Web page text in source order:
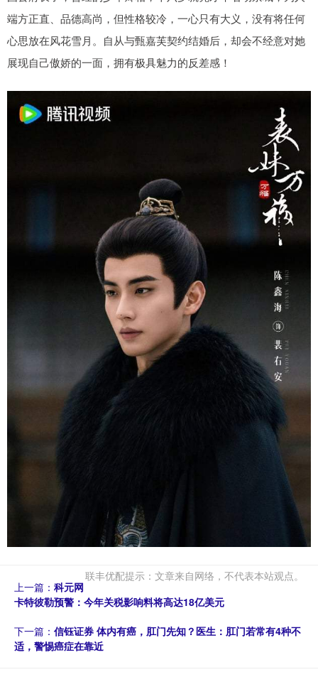
端方正直、品德高尚，但性格较冷，一心只有大义，没有将任何
心思放在风花雪月。自从与甄嘉芙契约结婚后，却会不经意对她
展现自己傲娇的一面，拥有极具魅力的反差感！
联丰优配提示：文章来自网络，不代表本站观点。
上一篇： 科元网
卡特彼勒预警：今年关税影响料将高达18亿美元
下一篇： 信钰证券 体内有癌，肛门先知？医生：肛门若常有4种不
适，警惕癌症在靠近